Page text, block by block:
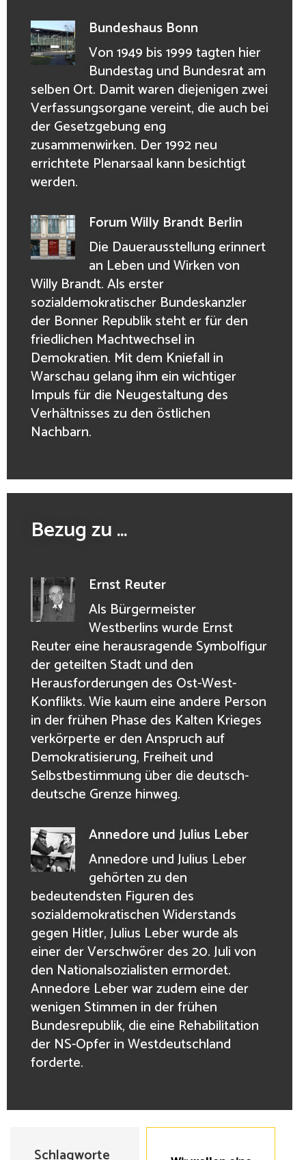
Bundeshaus Bonn
Von 1949 bis 1999 tagten hier
Bundestag und Bundesrat am
selben Ort. Damit waren diejenigen zwei
Verfassungsorgane vereint, die auch bei
der Gesetzgebung eng
zusammenwirken. Der 1992 neu
errichtete Plenarsaal kann besichtigt
werden.
Forum Willy Brandt Berlin
Die Dauerausstellung erinnert
an Leben und Wirken von
Willy Brandt. Als erster
sozialdemokratischer Bundeskanzler
der Bonner Republik steht er für den
friedlichen Machtwechsel in
Demokratien. Mit dem Kniefall in
Warschau gelang ihm ein wichtiger
Impuls für die Neugestaltung des
Verhältnisses zu den östlichen
Nachbarn.
Bezug zu ...
Ernst Reuter
Als Bürgermeister
Westberlins wurde Ernst
Reuter eine herausragende Symbolfigur
der geteilten Stadt und den
Herausforderungen des Ost-West-
Konflikts. Wie kaum eine andere Person
in der frühen Phase des Kalten Krieges
verkörperte er den Anspruch auf
Demokratisierung, Freiheit und
Selbstbestimmung über die deutsch-
deutsche Grenze hinweg.
Annedore und Julius Leber
Annedore und Julius Leber
gehörten zu den
bedeutendsten Figuren des
sozialdemokratischen Widerstands
gegen Hitler, Julius Leber wurde als
einer der Verschwörer des 20. Juli von
den Nationalsozialisten ermordet.
Annedore Leber war zudem eine der
wenigen Stimmen in der frühen
Bundesrepublik, die eine Rehabilitation
der NS-Opfer in Westdeutschland
forderte.
Schlagworte